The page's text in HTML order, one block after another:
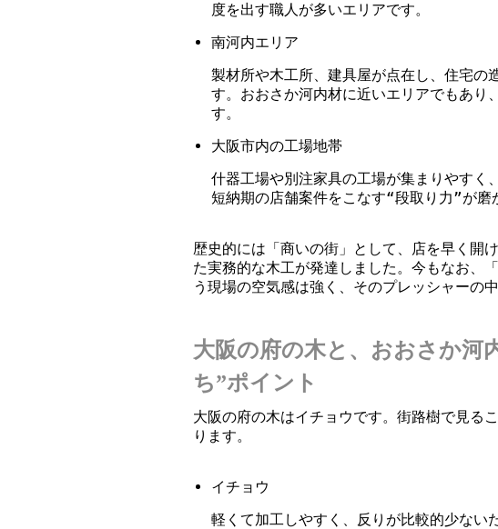
度を出す職人が多いエリアです。
南河内エリア
製材所や木工所、建具屋が点在し、住宅の
す。おおさか河内材に近いエリアでもあり
す。
大阪市内の工場地帯
什器工場や別注家具の工場が集まりやすく
短納期の店舗案件をこなす“段取り力”が磨
歴史的には「商いの街」として、店を早く開
た実務的な木工が発達しました。今もなお、
う現場の空気感は強く、そのプレッシャーの
大阪の府の木と、おおさか河
ち”ポイント
大阪の府の木はイチョウです。街路樹で見る
ります。
イチョウ
軽くて加工しやすく、反りが比較的少ない